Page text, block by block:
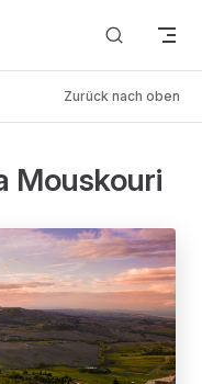
Zurück nach oben
Mouskouri